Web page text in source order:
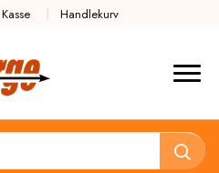
Kasse Handlekurv